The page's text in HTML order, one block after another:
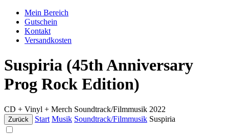
Mein Bereich
Gutschein
Kontakt
Versandkosten
Suspiria (45th Anniversary
Prog Rock Edition)
CD + Vinyl + Merch Soundtrack/Filmmusik 2022
Zurück Start Musik Soundtrack/Filmmusik Suspiria